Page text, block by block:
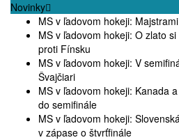
Novinky
MS v ľadovom hokeji:
MS v ľadovom hokeji: O zlato
proti Fínsku
MS v ľadovom hokeji: V
Švajčiari
MS v ľadovom hokeji: Kanada
do semifinále
MS v ľadovom hokeji:
v zápase o štvrťfinále